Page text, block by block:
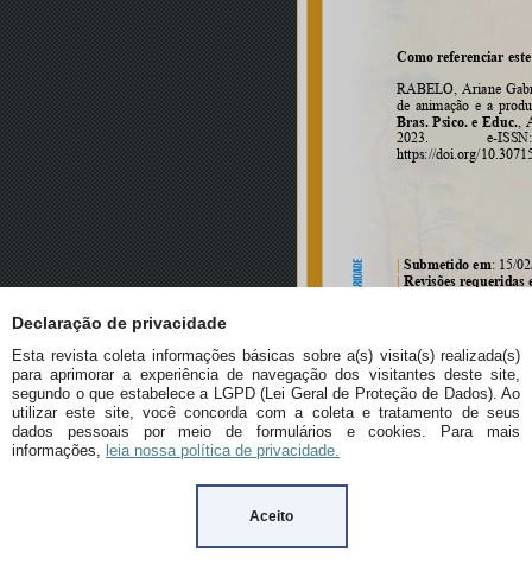
Declaração de privacidade
Esta revista coleta informações básicas sobre a(s) visita(s) realizada(s)
para aprimorar a experiência de navegação dos visitantes deste site,
segundo o que estabelece a LGPD (Lei Geral de Proteção de Dados). Ao
utilizar este site, você concorda com a coleta e tratamento de seus
dados pessoais por meio de formulários e cookies. Para mais
informações, leia nossa política de privacidade.
Aceito